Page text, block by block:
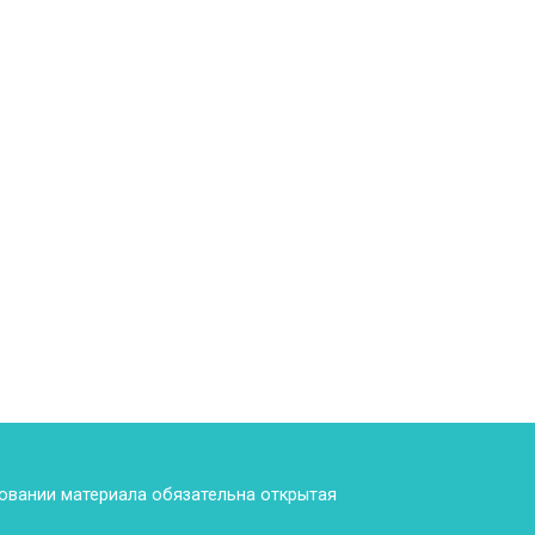
материала обязательна открытая